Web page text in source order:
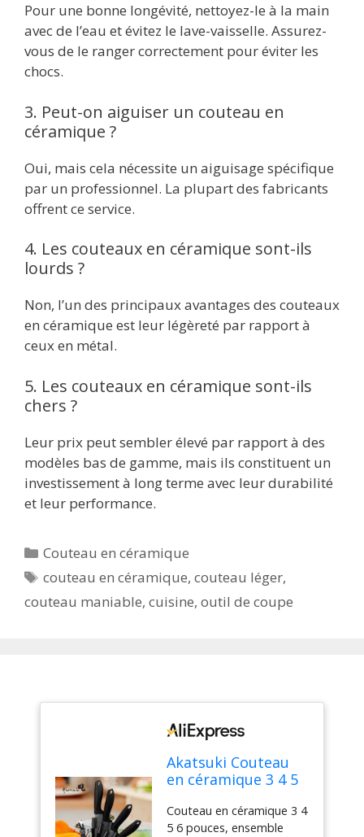
Pour une bonne longévité, nettoyez-le à la main
avec de l’eau et évitez le lave-vaisselle. Assurez-
vous de le ranger correctement pour éviter les
chocs.
3. Peut-on aiguiser un couteau en
céramique ?
Oui, mais cela nécessite un aiguisage spécifique
par un professionnel. La plupart des fabricants
offrent ce service.
4. Les couteaux en céramique sont-ils
lourds ?
Non, l’un des principaux avantages des couteaux
en céramique est leur légèreté par rapport à
ceux en métal.
5. Les couteaux en céramique sont-ils
chers ?
Leur prix peut sembler élevé par rapport à des
modèles bas de gamme, mais ils constituent un
investissement à long terme avec leur durabilité
et leur performance.
Catégories
Couteau en céramique
Étiquettes
couteau en céramique,couteau léger,
couteau maniable, cuisine, outil de coupe
Akatsuki Couteau
en céramique 3 4 5
d'épilation de Chef,
utilitaire de
Couteau en céramique 3 4
5 6 pouces, ensemble